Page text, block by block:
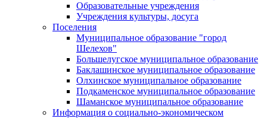
Образовательные учреждения
Учреждения культуры, досуга
Поселения
Муниципальное образование "город
Шелехов"
Большелугское муниципальное образование
Баклашинское муниципальное образование
Олхинское муниципальное образование
Подкаменское муниципальное образование
Шаманское муниципальное образование
Информация о социально-экономическом